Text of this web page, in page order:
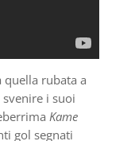
quella rubata a
i suoi
Kame
gol segnati